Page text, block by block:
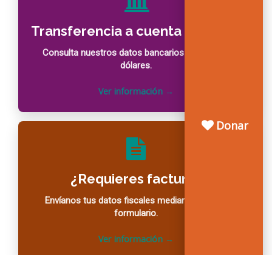
Transferencia a cuenta bancaria
Consulta nuestros datos bancarios en pesos y
dólares.
¿Requieres factura?
Envíanos tus datos fiscales mediante nuestro
formulario.
Donar